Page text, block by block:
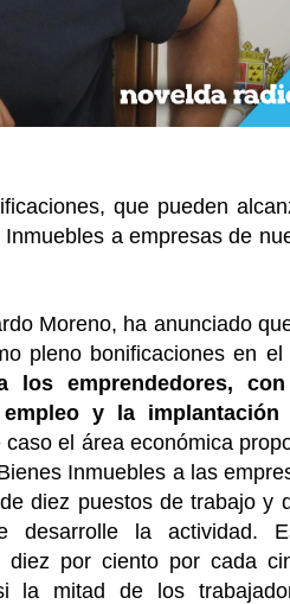
que pueden
a empresas de
Moreno, ha anunciado
pleno bonificaciones en el
los emprendedores,
y la implantación
caso el área económica
Inmuebles a las
diez puestos de trabajo y
desarrolle la actividad.
diez por ciento por cada
la mitad de los